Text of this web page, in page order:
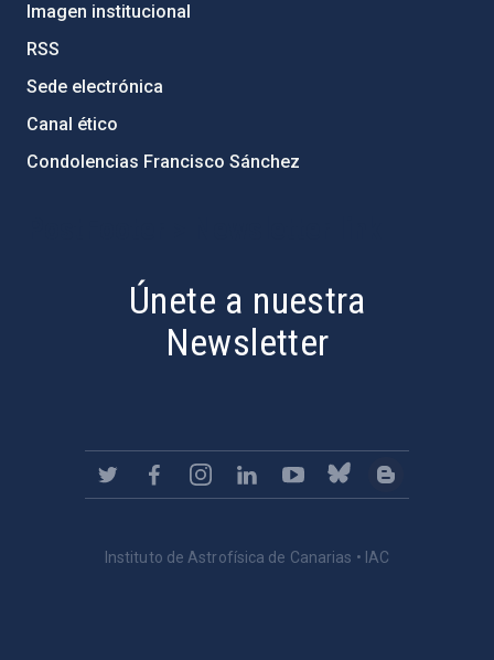
Imagen institucional
RSS
Sede electrónica
Canal ético
Condolencias Francisco Sánchez
Únete a nuestra
Newsletter
Instituto de Astrofísica de Canarias • IAC